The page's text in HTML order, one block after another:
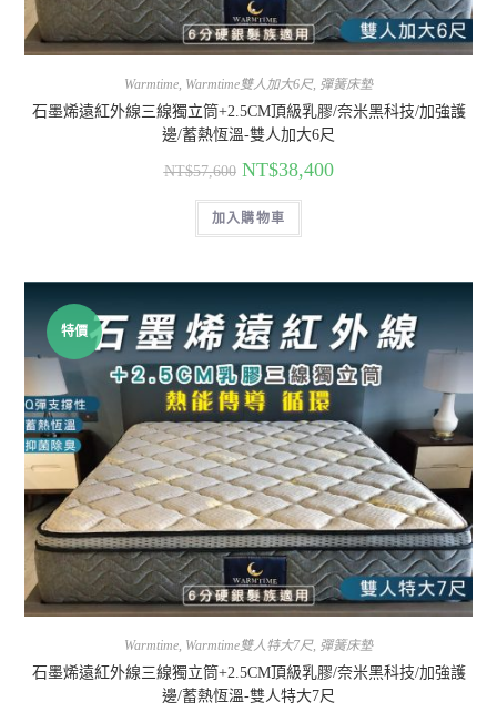
Warmtime Warmtime雙人加大6尺, 彈簧床墊
石墨烯遠紅外線三線獨立筒+2.5CM頂級乳膠/奈米黑科技/加強護
邊/蓄熱恆溫-雙人加大6尺
NT$57,600 NT$38,400
加入購物車
特價
Warmtime, Warmtime雙人特大7尺, 彈簧床墊
石墨烯遠紅外線三線獨立筒+2.5CM頂級乳膠/奈米黑科技/加強護
邊/蓄熱恆溫-雙人特大7尺